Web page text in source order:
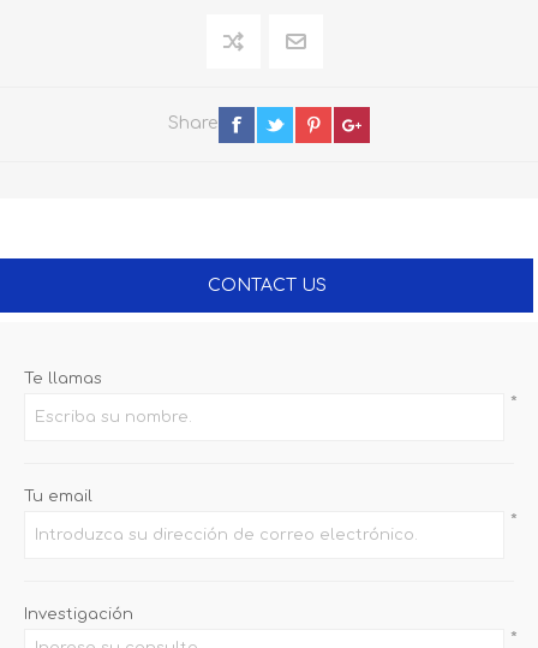
Share
CONTACT US
Te llamas
*
Tu email
*
Investigación
*